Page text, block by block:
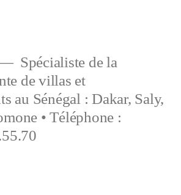
Spécialiste de la
de villas et
au Sénégal : Dakar, Saly,
• Téléphone :